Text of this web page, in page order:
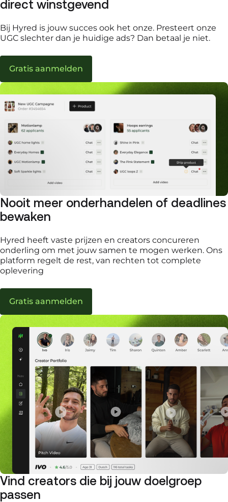
direct winstgevend
Bij Hyred is jouw succes ook het onze. Presteert onze
UGC slechter dan je huidige ads? Dan betaal je niet.
Gratis aanmelden
Nooit meer onderhandelen of deadlines
bewaken
Hyred heeft vaste prijzen en creators concureren
onderling om met jouw samen te mogen werken. Ons
platform regelt de rest, van rechten tot complete
oplevering
Gratis aanmelden
Vind creators die bij jouw doelgroep
passen